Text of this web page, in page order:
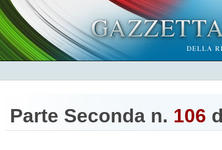
Parte Seconda n. 106